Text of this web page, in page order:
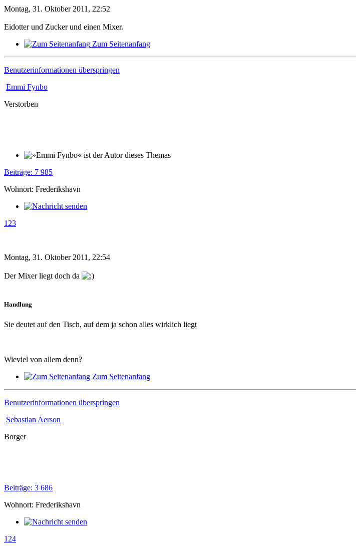
Montag, 31. Oktober 2011, 22:52
Eidotter und Zucker und einen Mixer.
Zum Seitenanfang
Benutzerinformationen überspringen
Emmi Fynbo
Verstorben
Beiträge: 7 985
Wohnort: Frederikshavn
123
Montag, 31. Oktober 2011, 22:54
Der Mixer liegt doch da
Handlung
Sie deutet auf den Tisch, auf dem ja schon alles wirklich liegt
Wieviel von allem denn?
Zum Seitenanfang
Benutzerinformationen überspringen
Sebastian Aerson
Borger
Beiträge: 3 686
Wohnort: Frederikshavn
124